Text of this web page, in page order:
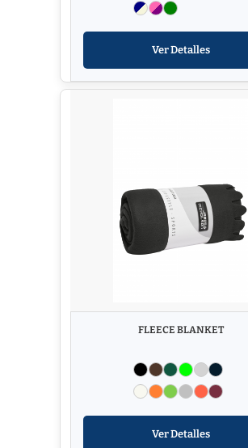
Ver Detalles
FLEECE BLANKET
Ver Detalles